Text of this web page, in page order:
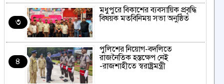
৩
মধুপুরে বিকাশের ব্যবসায়িক প্রবৃদ্ধি
বিষয়ক মতবিনিময় সভা অনুষ্ঠিত
৪
পুলিশের নিয়োগ-বদলিতে
রাজনৈতিক হস্তক্ষেপ নেই
-রাজশাহীতে স্বরাষ্ট্রমন্ত্রী